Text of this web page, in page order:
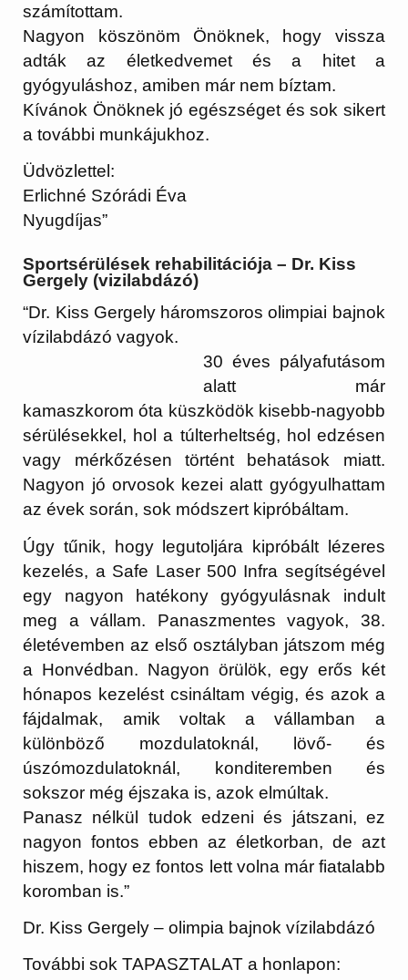
számítottam.
Nagyon köszönöm Önöknek, hogy vissza
adták az életkedvemet és a hitet a
gyógyuláshoz, amiben már nem bíztam.
Kívánok Önöknek jó egészséget és sok sikert
a további munkájukhoz.
Üdvözlettel:
Erlichné Szórádi Éva
Nyugdíjas”
Sportsérülések rehabilitációja – Dr. Kiss
Gergely (vizilabdázó)
“Dr. Kiss Gergely háromszoros olimpiai bajnok
vízilabdázó vagyok.
30 éves pályafutásom
alatt már
kamaszkorom óta küszködök kisebb-nagyobb
sérülésekkel, hol a túlterheltség, hol edzésen
vagy mérkőzésen történt behatások miatt.
Nagyon jó orvosok kezei alatt gyógyulhattam
az évek során, sok módszert kipróbáltam.
Úgy tűnik, hogy legutoljára kipróbált lézeres
kezelés, a Safe Laser 500 Infra segítségével
egy nagyon hatékony gyógyulásnak indult
meg a vállam. Panaszmentes vagyok, 38.
életévemben az első osztályban játszom még
a Honvédban. Nagyon örülök, egy erős két
hónapos kezelést csináltam végig, és azok a
fájdalmak, amik voltak a vállamban a
különböző mozdulatoknál, lövő- és
úszómozdulatoknál, konditeremben és
sokszor még éjszaka is, azok elmúltak.
Panasz nélkül tudok edzeni és játszani, ez
nagyon fontos ebben az életkorban, de azt
hiszem, hogy ez fontos lett volna már fiatalabb
koromban is.”
Dr. Kiss Gergely – olimpia bajnok vízilabdázó
További sok TAPASZTALAT a honlapon: